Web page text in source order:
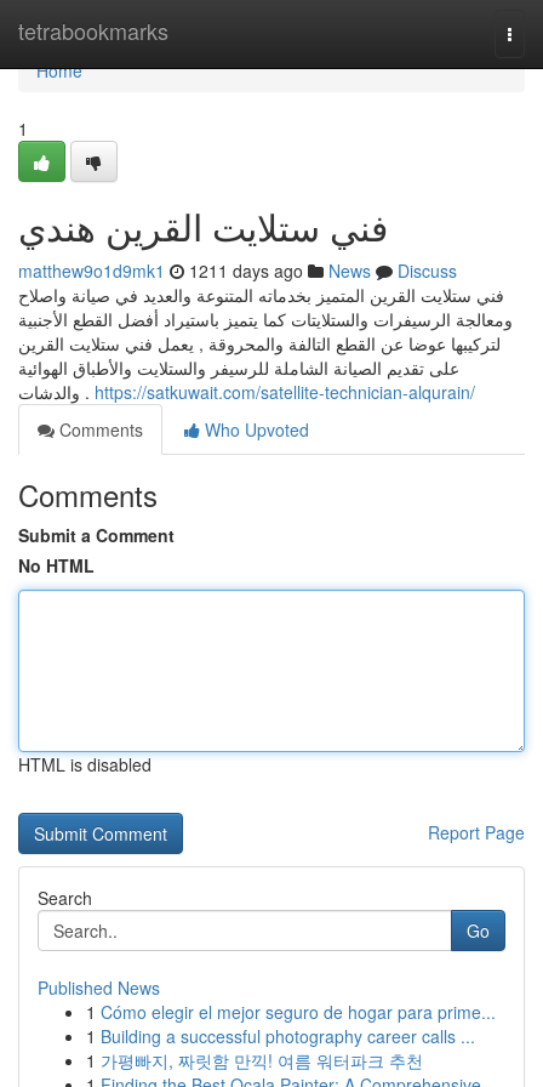
tetrabookmarks
Home
Home
1
فني ستلايت القرين هندي
matthew9o1d9mk1 1211 days ago News
Discuss
فني ستلايت القرين المتميز بخدماته المتنوعة والعديد في صيانة واصلاح
ومعالجة الرسيفرات والستلايتات كما يتميز باستيراد أفضل القطع الأجنبية
لتركيبها عوضا عن القطع التالفة والمحروقة , يعمل فني ستلايت القرين
على تقديم الصيانة الشاملة للرسيفر والستلايت والأطباق الهوائية
والدشات . https://satkuwait.com/satellite-technician-alqurain/
Comments
Who Upvoted
Comments
Submit a Comment
No HTML
HTML is disabled
Report Page
Search
Go
Published News
1 Cómo elegir el mejor seguro de hogar para prime...
1 Building a successful photography career calls ...
1 가평빠지, 짜릿함 만끽! 여름 워터파크 추천